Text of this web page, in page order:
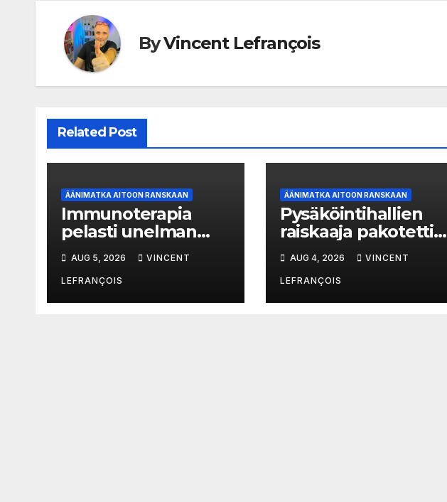
ByVincent Lefrançois
Related Post
ÄÄNIMATKA AITOON RANSKAAN
Immunoterapia
pelasti unelman
äitiydestä
AUG 5, 2026 VINCENT
LEFRANÇOIS
ÄÄNIMATKA AITOON RANSKAAN
Pysäköintihallien
raiskaaja pakotettiin
pakoon – Patrick
Trémeau’n tapaus
AUG 4, 2026 VINCENT
LEFRANÇOIS